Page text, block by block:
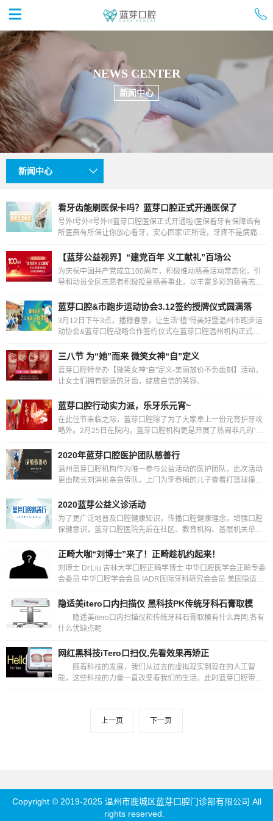
 
NEWS CENTER
新闻中心
新闻中心 
看牙齿能刷医保卡吗？蓝芽口腔正式开通医保了
号外!号外!!号外!!!蓝芽口腔医保正式开通啦!医保看牙有保障齿有
所医费有所保让你放心看牙，安心回家!正所谓，牙疼不是病痛起
【蓝芽公益视界】“建党百年 义工献礼”百场公
为庆祝中国共产党成立100周年，积极推动慈善活动常态化，引
导和动员全区志愿者积极投身慈善事业，以丰富多彩的慈善志愿
蓝芽口腔&市跑步运动协会3.12签约授牌仪式圆满落
3月12日下午3点，播撒春意，让生活“植”得美好暨温州市跑步运
动协会&蓝芽口腔战略合作签约仪式在蓝芽口腔温州机构正式举
三八节 为“她”而来 微笑女神“自”定义
蓝芽口腔特举办【微笑女神“自”定义-美丽放价不负齿刻】活动，
让女士们拥有健康的牙齿，绽放自信的笑容。
蓝芽口腔行动实力派，乐牙乐元宵~
在此佳节来临之际，蓝芽口腔除了为了大家奉上一份元宵护牙攻
略外。2月25日在院内，蓝芽口腔机构更是开展了热闹非凡的“乐
2020年蓝芽口腔医护团队慈善行
温州蓝芽口腔机构作为唯一参与公益活动的医护团队，此次活动
更由院长刘洪彬亲自带队，上门为李春梅的儿子查看打篮球撞坏
2020蓝芽公益义诊活动
为了更广泛地普及口腔健康知识，传播口腔健康理念，增强口腔
保健意识，蓝芽口腔医院先后在社区、教育机构、基层机关单位
正畸大咖“刘博士”来了！正畸趁机约起来！
刘博士 Dr.Liu 吉林大学口腔正畸学博士 中华口腔医学会正畸专委
会委员 中华口腔学会会员 IADR国际牙科研究会会员 美国隐适美
隐适美itero口内扫描仪 黑科技PK传统牙科石膏取模
隐适美itero口内扫描仪和传统牙科石膏取模有什么异同,各有
什么优缺点呢
网红黑科技iTero口扫仪,先看效果再矫正
随着科技的发展，我们从过去的虚拟现实到现在的人工智
能，这些科技的力量一直改变着我们的生活。此时蓝芽口腔带你
上一页 下一页
Copyright © 2019-2025 温州市鹿城区蓝芽口腔门诊部有限公司 All
rights reserved.